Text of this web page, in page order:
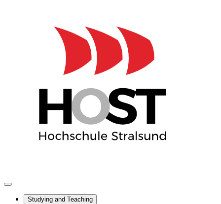
Studying and Teaching